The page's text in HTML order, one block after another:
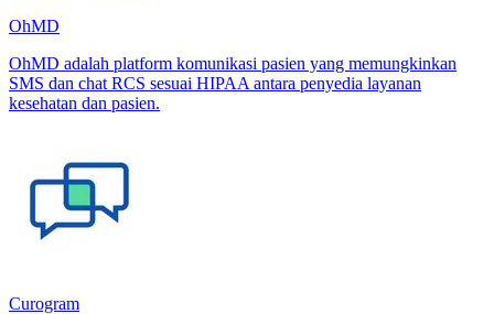
OhMD
OhMD adalah platform komunikasi pasien yang memungkinkan
SMS dan chat RCS sesuai HIPAA antara penyedia layanan
kesehatan dan pasien.
Curogram